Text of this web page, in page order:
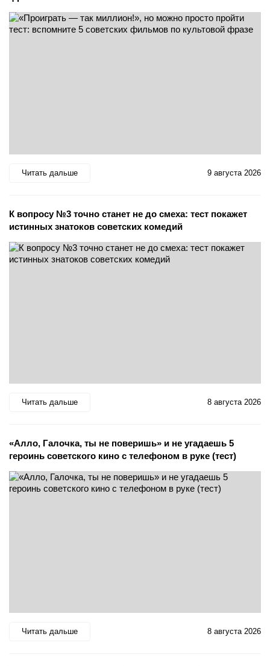
Читать дальше 9 августа 2026
К вопросу №3 точно станет не до смеха: тест покажет
истинных знатоков советских комедий
Читать дальше 8 августа 2026
«Алло, Галочка, ты не поверишь» и не угадаешь 5
героинь советского кино с телефоном в руке (тест)
Читать дальше 8 августа 2026